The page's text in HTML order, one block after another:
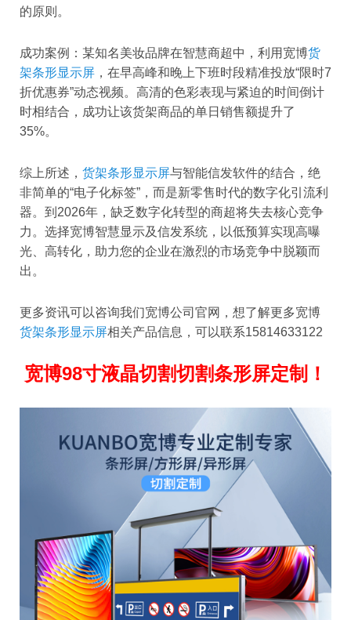
的原则。
成功案例：某知名美妆品牌在智慧商超中，利用宽博货
架条形显示屏 ，在早高峰和晚上下班时段精准投放“限时7
折优惠券”动态视频。高清的色彩表现与紧迫的时间倒计
时相结合，成功让该货架商品的单日销售额提升了
35%。
综上所述， 货架条形显示屏与智能信发软件的结合，绝
非简单的“电子化标签”，而是新零售时代的数字化引流利
器。到2026年，缺乏数字化转型的商超将失去核心竞争
力。选择宽博智慧显示及信发系统，以低预算实现高曝
光、高转化，助力您的企业在激烈的市场竞争中脱颖而
出。
更多资讯可以咨询我们宽博公司官网，想了解更多宽博
货架条形显示屏相关产品信息，可以联系15814633122
宽博98寸液晶切割切割条形屏定制！